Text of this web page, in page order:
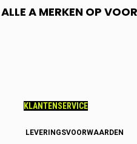
A MERKEN OP
KLANTENSERVICE
LEVERINGSVOORWAARDEN